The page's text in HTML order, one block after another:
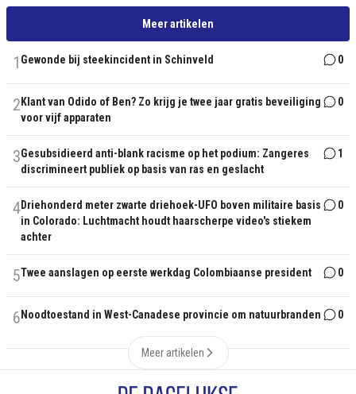
Meer artikelen
1 Gewonde bij steekincident in Schinveld 0
2 Klant van Odido of Ben? Zo krijg je twee jaar gratis beveiliging
voor vijf apparaten
0
3Gesubsidieerd anti-blank racisme op het podium: Zangeres
discrimineert publiek op basis van ras en geslacht
1
4Driehonderd meter zwarte driehoek-UFO boven militaire basis
in Colorado: Luchtmacht houdt haarscherpe video's stiekem
achter
0
5Twee aanslagen op eerste werkdag Colombiaanse president 0
6 Noodtoestand in West-Canadese provincie om natuurbranden 0
Meer artikelen